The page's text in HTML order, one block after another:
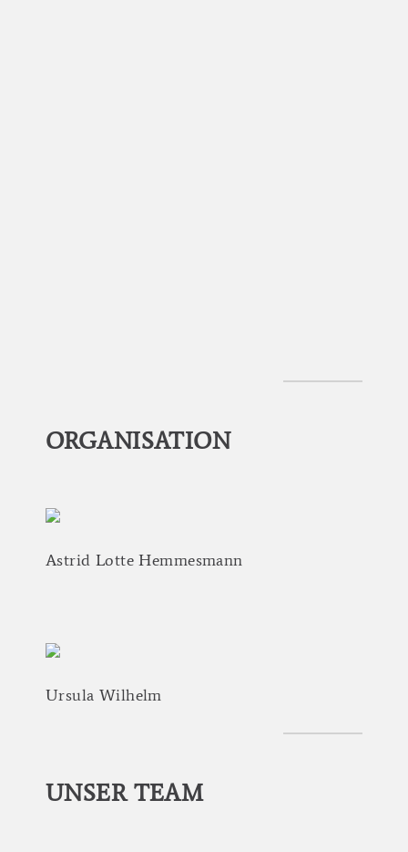
ORGANISATION
Astrid Lotte Hemmesmann
Ursula Wilhelm
UNSER TEAM